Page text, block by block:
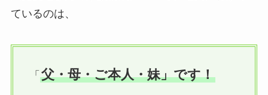
ているのは、
「 父・母・ご本人・妹」です！